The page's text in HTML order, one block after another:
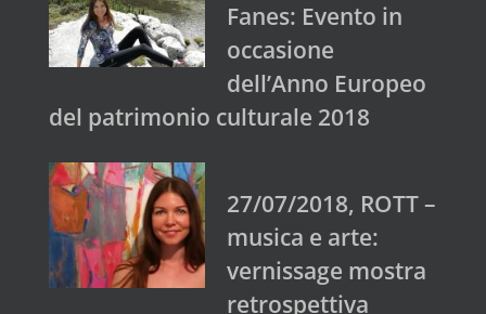
Fanes: Evento in
occasione
dell’Anno Europeo
del patrimonio culturale 2018
27/07/2018, ROTT –
musica e arte:
vernissage mostra
retrospettiva